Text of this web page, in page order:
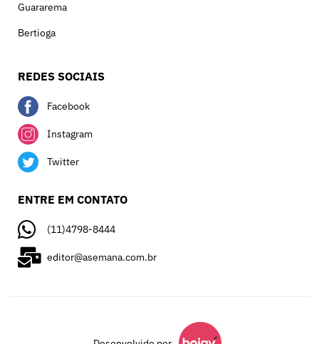
Guararema
Bertioga
REDES SOCIAIS
Facebook
Instagram
Twitter
ENTRE EM CONTATO
(11)4798-8444
editor@asemana.com.br